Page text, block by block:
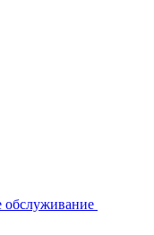
обслуживание